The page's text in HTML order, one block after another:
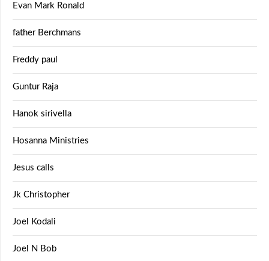
Evan Mark Ronald
father Berchmans
Freddy paul
Guntur Raja
Hanok sirivella
Hosanna Ministries
Jesus calls
Jk Christopher
Joel Kodali
Joel N Bob